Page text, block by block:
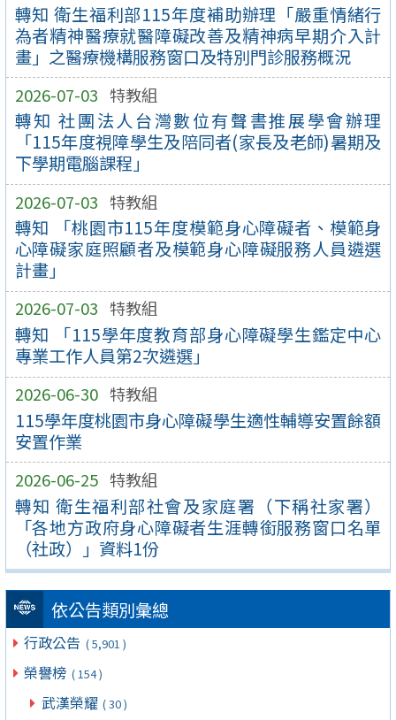
轉知 衛生福利部115年度補助辦理「嚴重情緒行
為者精神醫療就醫障礙改善及精神病早期介入計
畫」之醫療機構服務窗口及特別門診服務概況
2026-07-03 特教組
轉知 社團法人台灣數位有聲書推展學會辦理
「115年度視障學生及陪同者(家長及老師)暑期及
下學期電腦課程」
2026-07-03 特教組
轉知 「桃園市115年度模範身心障礙者、模範身
心障礙家庭照顧者及模範身心障礙服務人員遴選
計畫」
2026-07-03 特教組
轉知 「115學年度教育部身心障礙學生鑑定中心
專業工作人員第2次遴選」
2026-06-30 特教組
115學年度桃園市身心障礙學生適性輔導安置餘額
安置作業
2026-06-25 特教組
轉知 衛生福利部社會及家庭署（下稱社家署）
「各地方政府身心障礙者生涯轉銜服務窗口名單
（社政）」資料1份
依公告類別彙總
行政公告 ( 5,901 )
榮譽榜 ( 154 )
武漢榮耀 ( 30 )